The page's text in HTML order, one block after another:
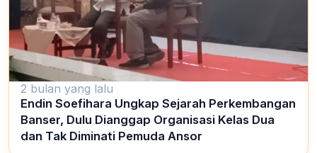
2 bulan yang lalu
Endin Soefihara Ungkap Sejarah Perkembangan
Banser, Dulu Dianggap Organisasi Kelas Dua
dan Tak Diminati Pemuda Ansor